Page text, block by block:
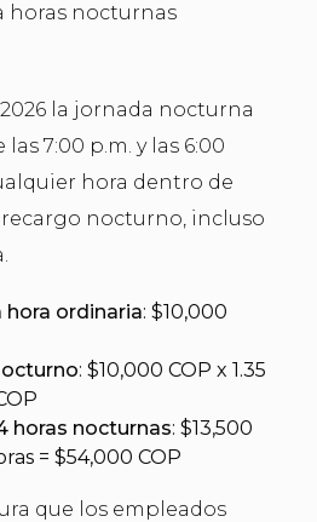
horas nocturnas
la jornada nocturna
7:00 p.m. y las 6:00
hora dentro de
nocturno, incluso
hora ordinaria: $10,000
: $10,000 COP x 1.35
horas nocturnas: $13,500
= $54,000 COP
que los empleados